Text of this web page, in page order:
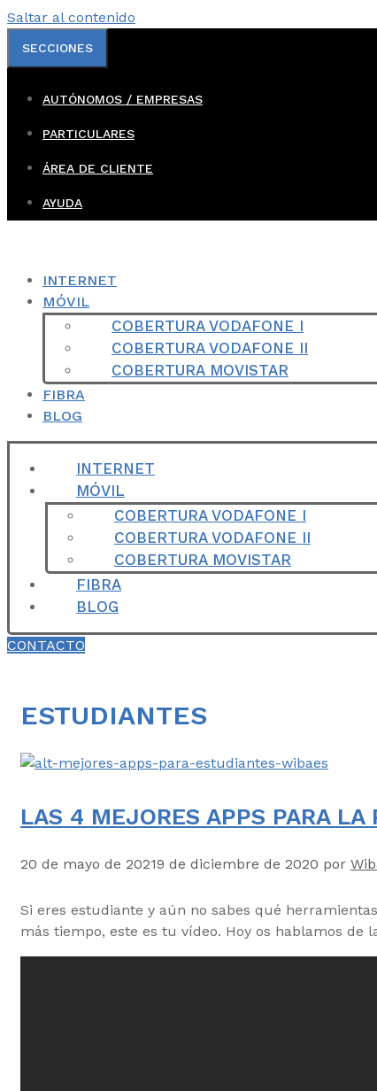
Saltar al contenido
SECCIONES
AUTÓNOMOS / EMPRESAS
PARTICULARES
ÁREA DE CLIENTE
AYUDA
INTERNET
MÓVIL
COBERTURA VODAFONE I
COBERTURA VODAFONE II
COBERTURA MOVISTAR
FIBRA
BLOG
INTERNET
MÓVIL
COBERTURA VODAFONE I
COBERTURA VODAFONE II
COBERTURA MOVISTAR
FIBRA
BLOG
CONTACTO
ESTUDIANTES
LAS 4 MEJORES APPS PARA
20 de mayo de 20219 de diciembre de 2020 por
Si eres estudiante y aún no sabes qué
más tiempo, este es tu vídeo. Hoy os hablamos de